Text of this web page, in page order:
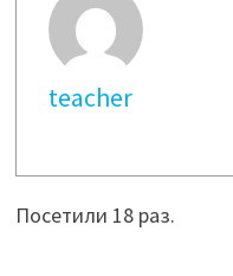
teacher
Посетили 18 раз.